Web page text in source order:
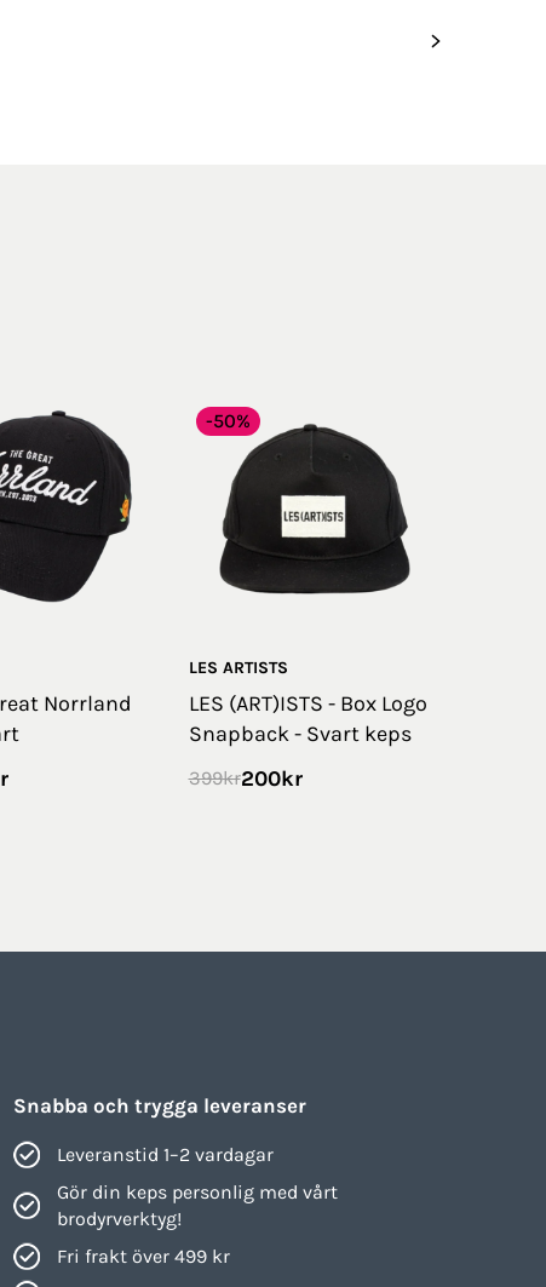
Norrland
-50%
LES ARTISTS
LES (ART)ISTS - Box Logo
Snapback - Svart keps
399kr200kr
Snabba och trygga leveranser
Leveranstid 1–2 vardagar
Gör din keps personlig med vårt
brodyrverktyg!
Fri frakt över 499 kr